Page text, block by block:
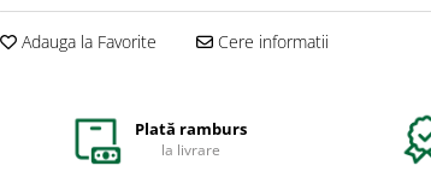
Adauga la Favorite Cere informatii
Plată ramburs
la livrare